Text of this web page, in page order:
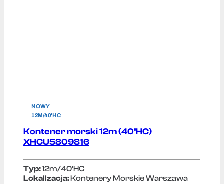
NOWY
12M/40'HC
Kontener morski 12m (40’HC)
XHCU5809816
Typ:12m/40'HC
Lokallzacja:Kontenery Morskie Warszawa